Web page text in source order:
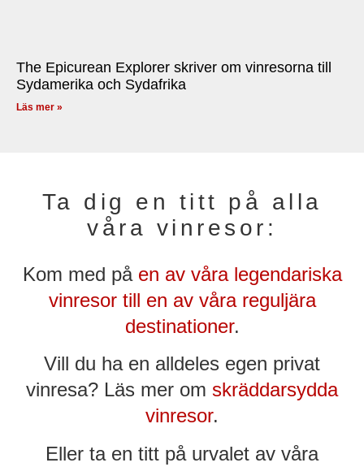
The Epicurean Explorer skriver om vinresorna till
Sydamerika och Sydafrika
Läs mer »
Ta dig en titt på alla
våra vinresor:
Kom med på en av våra legendariska
vinresor till en av våra reguljära
destinationer.
Vill du ha en alldeles egen privat
vinresa? Läs mer om skräddarsydda
vinresor.
Eller ta en titt på urvalet av våra